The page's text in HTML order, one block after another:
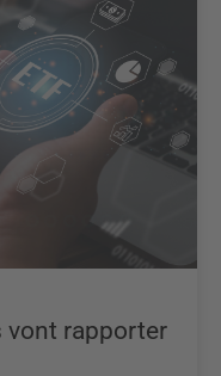
vont rapporter